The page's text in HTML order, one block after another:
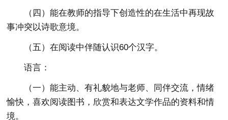
（四）能在教师的指导下创造性的在生活中再现故
事冲突以诗歌意境。
（五）在阅读中伴随认识60个汉字。
语言：
（一）能主动、有礼貌地与老师、同伴交流，情绪
愉快，喜欢阅读图书，欣赏和表达文学作品的资料和情
境。